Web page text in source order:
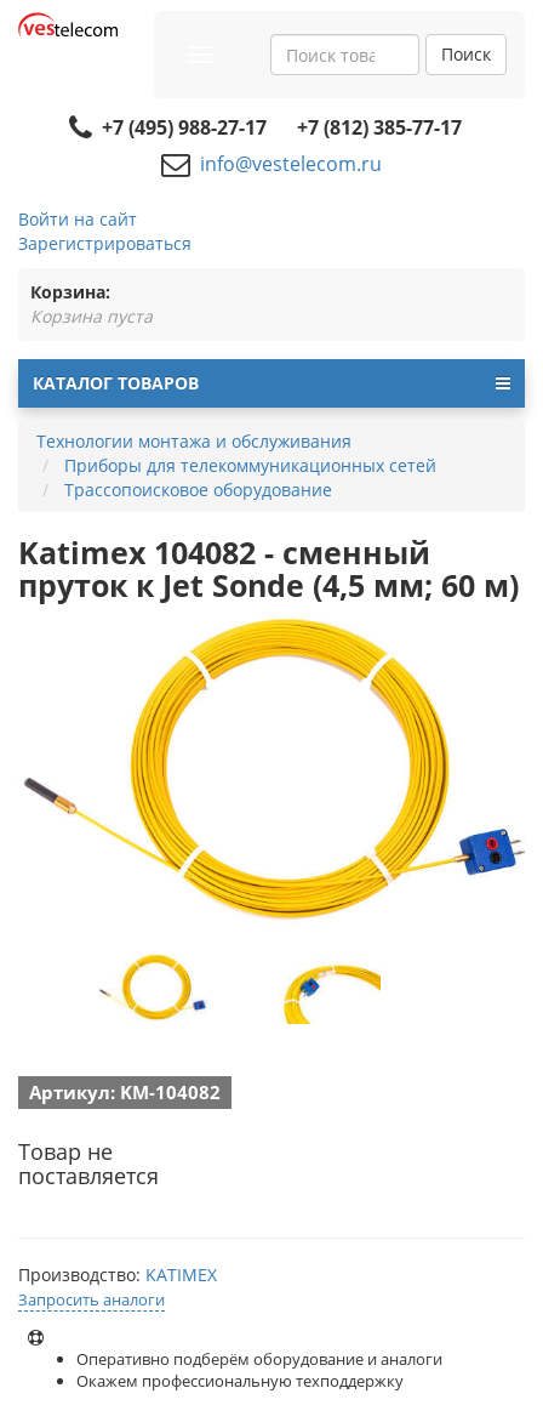
navigation
Поиск
+7 (495) 988-27-17
+7 (812) 385-77-17
info@vestelecom.ru
Войти на сайт
Зарегистрироваться
Корзина:
Корзина пуста
КАТАЛОГ ТОВАРОВ
Технологии монтажа и обслуживания
Приборы для телекоммуникационных сетей
Трассопоисковое оборудование
Katimex 104082 - сменный
пруток к Jet Sonde (4,5 мм; 60 м)
Артикул: KM-104082
Товар не
поставляется
Производство: KATIMEX
Запросить аналоги
Оперативно подберём оборудование и аналоги
Окажем профессиональную техподдержку